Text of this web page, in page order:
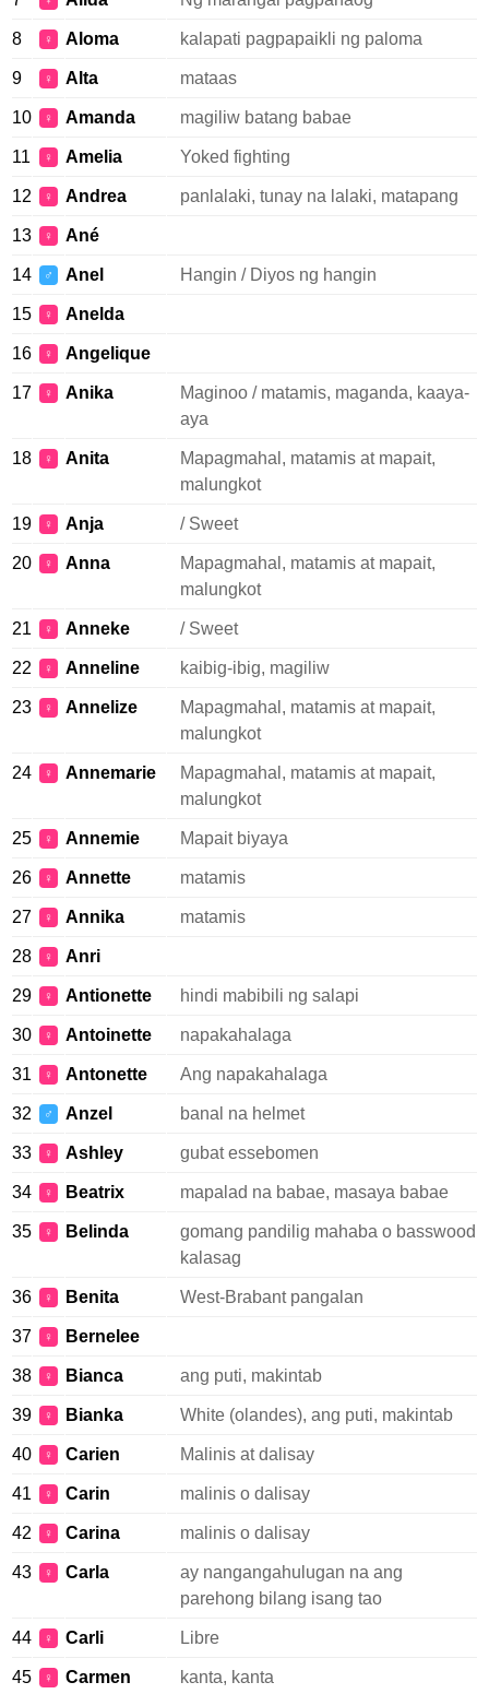
8 ♀ Aloma kalapati pagpapaikli ng paloma
9 ♀ Alta mataas
10 ♀ Amanda magiliw batang babae
11 ♀ Amelia Yoked fighting
12 ♀ Andrea panlalaki, tunay na lalaki, matapang
13 ♀ Ané
14 ♂ Anel Hangin / Diyos ng hangin
15 ♀ Anelda
16 ♀ Angelique
17 ♀ Anika
Maginoo / matamis, maganda, kaaya-
aya
18 ♀ Anita
Mapagmahal, matamis at mapait,
malungkot
19 ♀ Anja / Sweet
20 ♀ Anna
Mapagmahal, matamis at mapait,
malungkot
21 ♀ Anneke / Sweet
22 ♀ Anneline kaibig-ibig, magiliw
23 ♀ Annelize
Mapagmahal, matamis at mapait,
malungkot
24 ♀ Annemarie
Mapagmahal, matamis at mapait,
malungkot
25 ♀ Annemie Mapait biyaya
26 ♀ Annette matamis
27 ♀ Annika matamis
28 ♀ Anri
29 ♀ Antionette hindi mabibili ng salapi
30 ♀ Antoinette napakahalaga
31 ♀ Antonette Ang napakahalaga
32 ♂ Anzel banal na helmet
33 ♀ Ashley gubat essebomen
34 ♀ Beatrix mapalad na babae, masaya babae
35 ♀ Belinda
gomang pandilig mahaba o basswood
kalasag
36 ♀ Benita West-Brabant pangalan
37 ♀ Bernelee
38 ♀ Bianca ang puti, makintab
39 ♀ Bianka White (olandes), ang puti, makintab
40 ♀ Carien Malinis at dalisay
41 ♀ Carin malinis o dalisay
42 ♀ Carina malinis o dalisay
43 ♀ Carla
ay nangangahulugan na ang
parehong bilang isang tao
44 ♀ Carli Libre
45 ♀ Carmen kanta, kanta